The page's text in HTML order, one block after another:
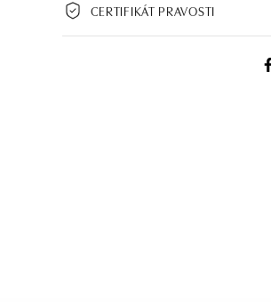
CERTIFIKÁT PRAVOSTI